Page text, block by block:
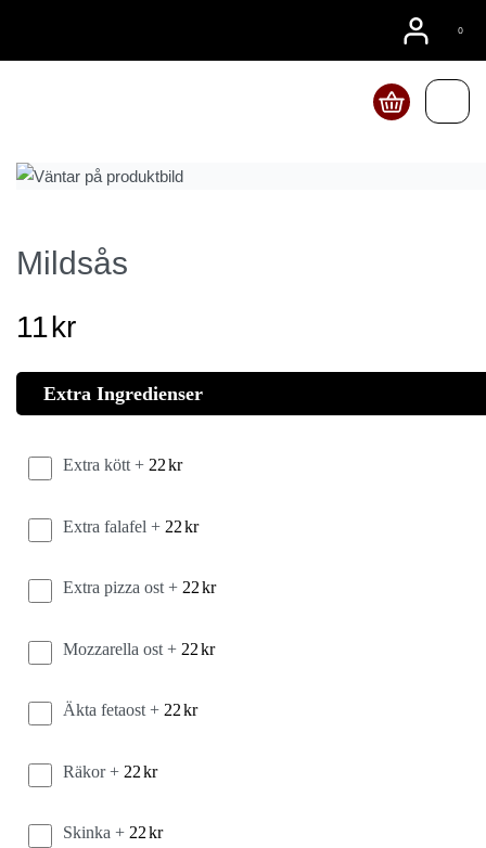
0
Mildsås
11kr
Extra Ingredienser
Extra kött + 22kr
Extra falafel + 22kr
Extra pizza ost + 22kr
Mozzarella ost + 22kr
Äkta fetaost + 22kr
Räkor + 22kr
Skinka + 22kr